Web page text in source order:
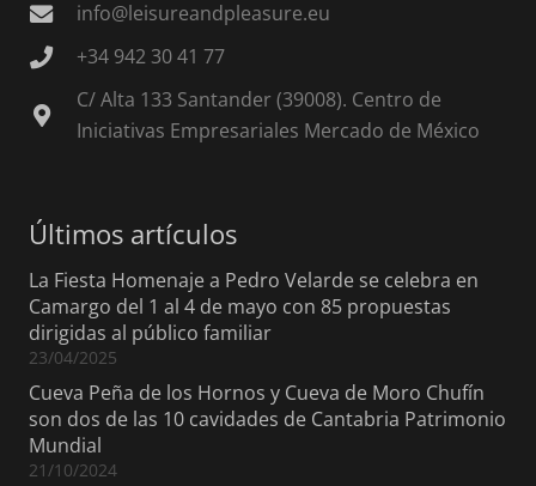
info@leisureandpleasure.eu
+34 942 30 41 77
C/ Alta 133 Santander (39008). Centro de
Iniciativas Empresariales Mercado de México
Últimos artículos
La Fiesta Homenaje a Pedro Velarde se celebra en
Camargo del 1 al 4 de mayo con 85 propuestas
dirigidas al público familiar
23/04/2025
Cueva Peña de los Hornos y Cueva de Moro Chufín
son dos de las 10 cavidades de Cantabria Patrimonio
Mundial
21/10/2024